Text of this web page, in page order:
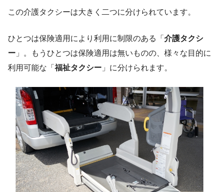
この介護タクシーは大きく二つに分けられています。
ひとつは保険適用により利用に制限のある「 介護タクシ
ー 」。もうひとつは保険適用は無いものの、様々な目的に
利用可能な「 福祉タクシー 」に分けられます。